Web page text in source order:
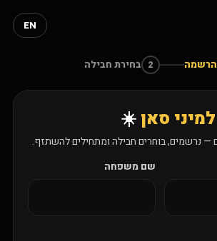
EN
הרשמה 2 בחירת חבילה
למיני סאן ☀️
שם משפחה